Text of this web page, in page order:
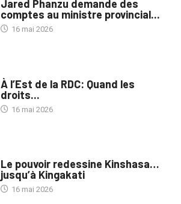
Jared Phanzu demande des
comptes au ministre provincial...
16 mai 2026
À l’Est de la RDC: Quand les
droits...
16 mai 2026
Le pouvoir redessine Kinshasa…
jusqu’à Kingakati
16 mai 2026